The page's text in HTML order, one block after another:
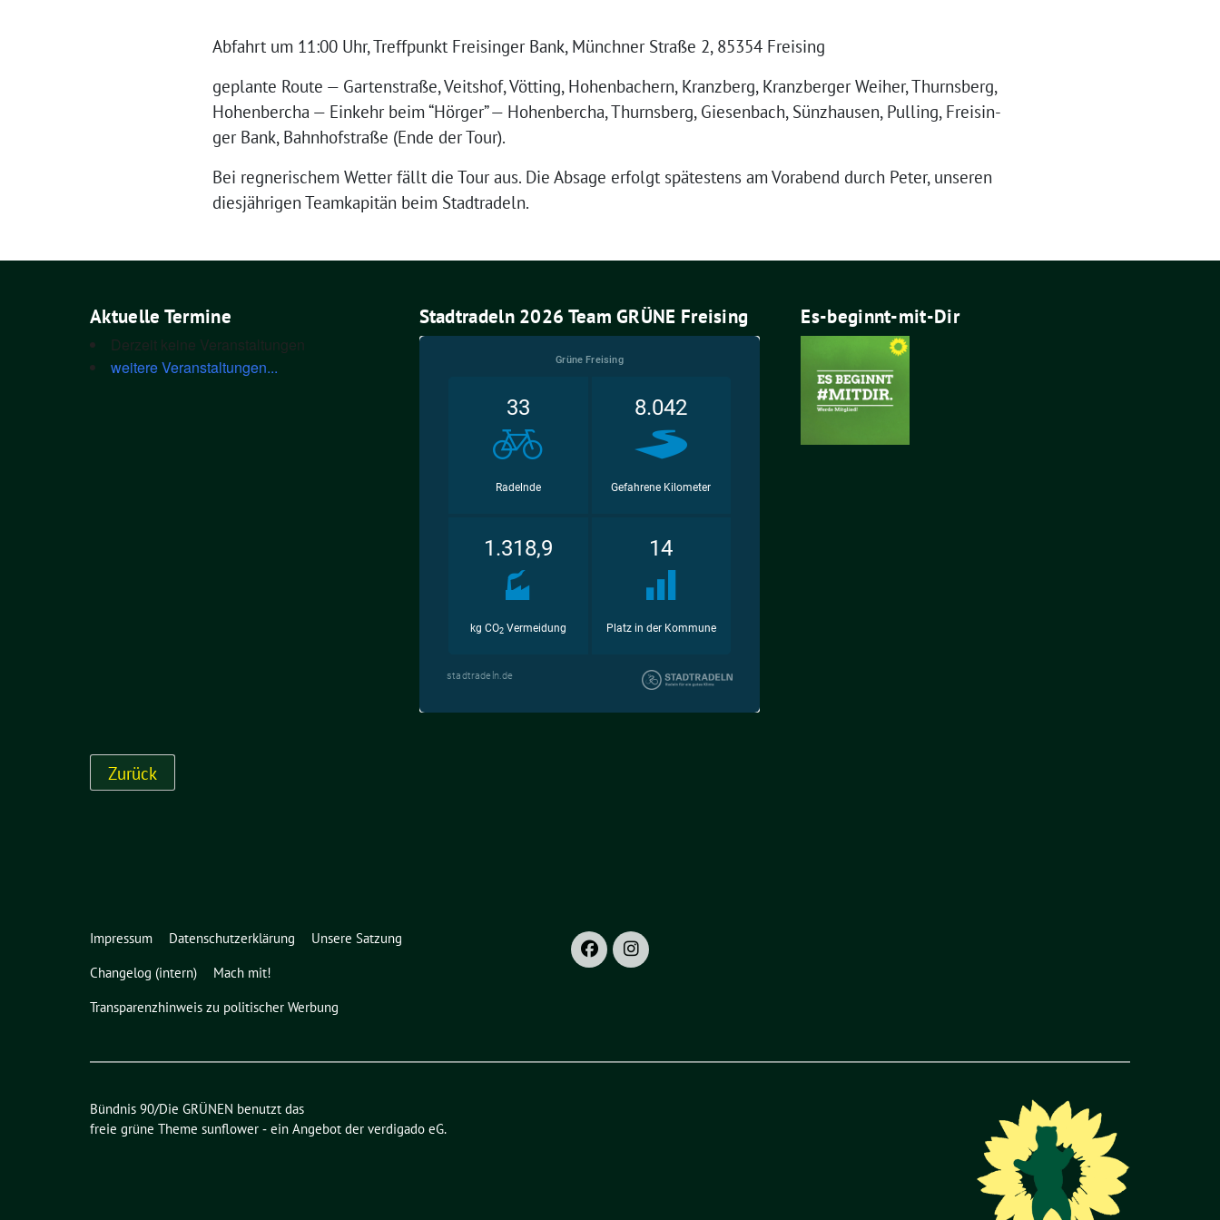
Abfahrt um 11:00 Uhr, Treff­punkt Frei­sin­ger Bank, Münch­ner Stra­ße 2, 85354 Freising
geplan­te Rou­te — Gar­ten­stra­ße, Veits­hof, Vöt­ting, Hohen­ba­chern, Kranz­berg, Kranz­ber­ger Wei­her, Thurns­berg,
Hohen­ber­cha — Ein­kehr beim “Hör­ger” — Hohen­ber­cha, Thurns­berg, Gie­sen­bach, Sünz­hau­sen, Pul­ling, Frei­sin­
ger Bank, Bahn­hof­stra­ße (Ende der Tour).
Bei reg­ne­ri­schem Wet­ter fällt die Tour aus. Die Absa­ge erfolgt spä­tes­tens am Vor­abend durch Peter, unse­ren
dies­jäh­ri­gen Team­ka­pi­tän beim Stadtradeln.
Aktuelle Termine
Derzeit keine Veranstaltungen
weitere Veranstaltungen...
Stadtradeln 2026 Team GRÜNE Freising Es-beginnt-mit-Dir
Impressum Datenschutzerklärung
Unsere Satzung
Changelog (intern)
Mach mit!
Transparenzhinweis zu politischer Werbung
Bündnis 90/Die GRÜNEN benutzt das
freie grüne Theme sunflower ‐ ein Angebot der verdigado eG.